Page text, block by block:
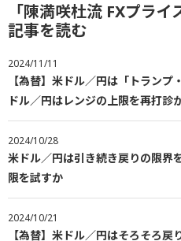
「陳満咲杜流 FXプラ
記事を読む
2024/11/11
【為替】米ドル／円は「トラン
ドル／円はレンジの上限を再打診
2024/10/28
米ドル／円は引き続き戻りの限界
限を試すか
2024/10/21
【為替】米ドル／円はそろそろ